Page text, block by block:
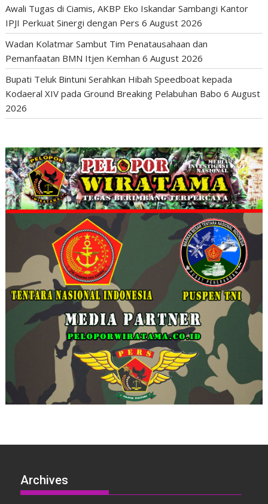
Awali Tugas di Ciamis, AKBP Eko Iskandar Sambangi Kantor
IPJI Perkuat Sinergi dengan Pers 6 August 2026
Wadan Kolatmar Sambut Tim Penatausahaan dan
Pemanfaatan BMN Itjen Kemhan 6 August 2026
Bupati Teluk Bintuni Serahkan Hibah Speedboat kepada
Kodaeral XIV pada Ground Breaking Pelabuhan Babo 6 August
2026
Archives